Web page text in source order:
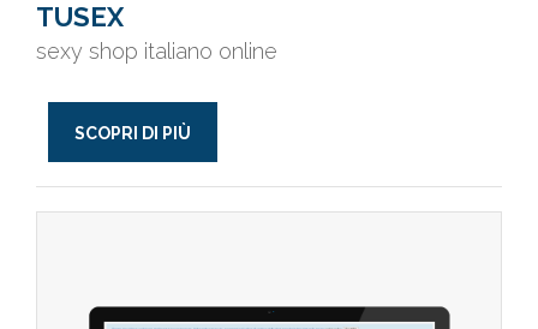
TUSEX
sexy shop italiano online
SCOPRI DI PIÙ